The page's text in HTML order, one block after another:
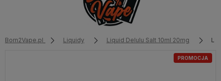
Born2Vape.pl Liquidy Liquid Delulu Salt 10ml 20mg
PROMOCJA